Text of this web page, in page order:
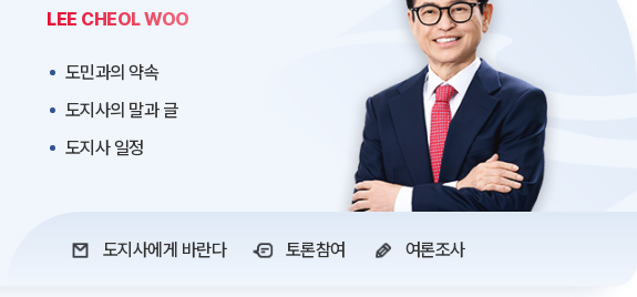
LEE CHEOL WOO
도민과의 약속
도지사의 말과 글
도지사 일정
도지사에게 바란다 토론참여 여론조사